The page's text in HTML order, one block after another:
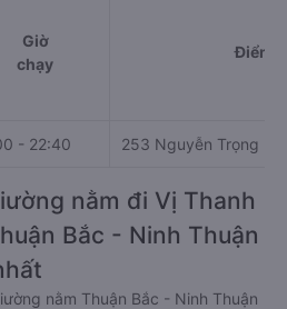
Giờ
chạy
Điểm
- 22:40 253 Nguyễn Trọng Kỷ
nằm đi Vị Thanh
Bắc - Ninh Thuận
nằm Thuận Bắc - Ninh Thuận